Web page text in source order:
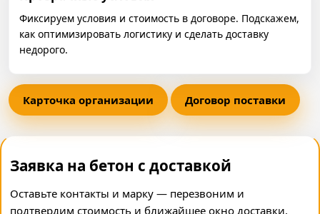
Фиксируем условия и стоимость в договоре. Подскажем,
как оптимизировать логистику и сделать доставку
недорого.
Карточка организации Договор поставки
Заявка на бетон с доставкой
Оставьте контакты и марку — перезвоним и
подтвердим стоимость и ближайшее окно доставки.